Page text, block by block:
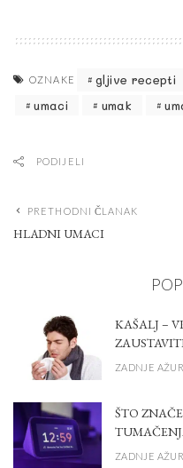
OZNAKE gljive recepti
umaci
umak
PODIJELI
PRETHODNI ČLANAK
HLADNI UMACI
KAŠALJ –
ZADNJE
ŠTO
ZADNJE